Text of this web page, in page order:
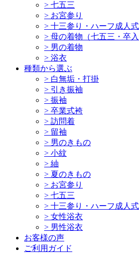
> 七五三
> お宮参り
> 十三参り・ハーフ成人式
> 母の着物（七五三・卒入
> 男の着物
> 浴衣
種類から選ぶ
> 白無垢・打掛
> 引き振袖
> 振袖
> 卒業式袴
> 訪問着
> 留袖
> 男のきもの
> 小紋
> 紬
> 夏のきもの
> お宮参り
> 七五三
> 十三参り・ハーフ成人式
> 女性浴衣
> 男性浴衣
お客様の声
ご利用ガイド